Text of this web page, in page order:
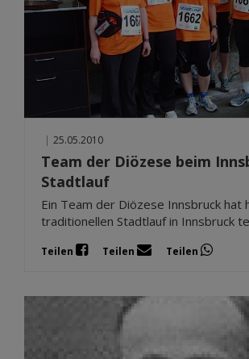
| 25.05.2010
Team der Diözese beim
Stadtlauf
Ein Team der Diözese Innsbruck hat
traditionellen Stadtlauf in Innsbruck
Teilen Teilen Teilen